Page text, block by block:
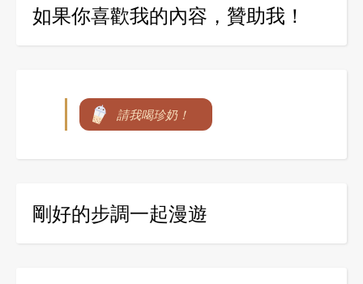
如果你喜歡我的內容，贊助我！
請我喝珍奶！
剛好的步調一起漫遊